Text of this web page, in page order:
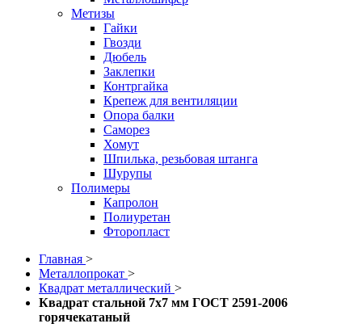
Метизы
Гайки
Гвозди
Дюбель
Заклепки
Контргайка
Крепеж для вентиляции
Опора балки
Саморез
Хомут
Шпилька, резьбовая штанга
Шурупы
Полимеры
Капролон
Полиуретан
Фторопласт
Главная >
Металлопрокат >
Квадрат металлический >
Квадрат стальной 7x7 мм ГОСТ 2591-2006
горячекатаный